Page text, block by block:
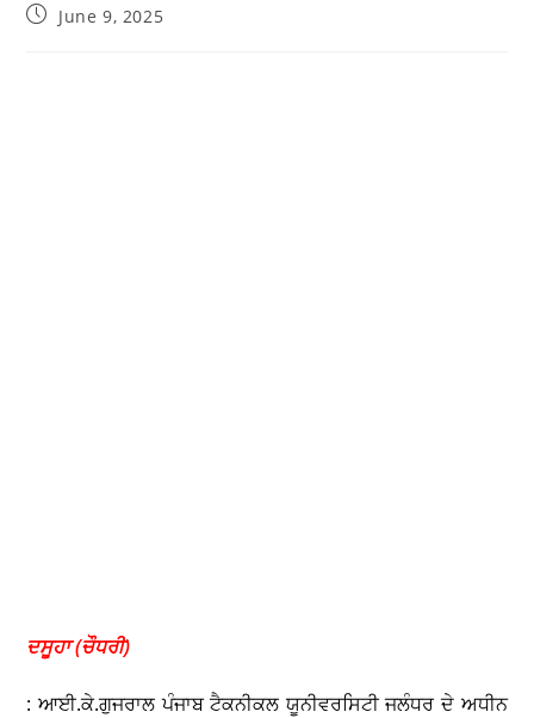
June 9, 2025
ਦਸੂਹਾ (ਚੌਧਰੀ)
: ਆਈ.ਕੇ.ਗੁਜਰਾਲ ਪੰਜਾਬ ਟੈਕਨੀਕਲ ਯੂਨੀਵਰਸਿਟੀ ਜਲੰਧਰ ਦੇ ਅਧੀਨ